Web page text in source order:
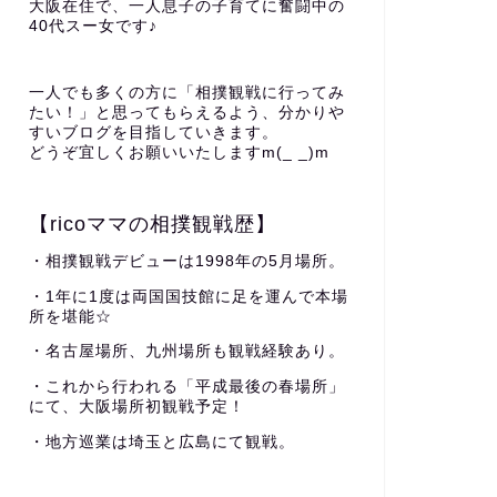
大阪在住で、一人息子の子育てに奮闘中の
40代スー女です♪
一人でも多くの方に「相撲観戦に行ってみ
たい！」と思ってもらえるよう、分かりや
すいブログを目指していきます。
どうぞ宜しくお願いいたしますm(_ _)m
【ricoママの相撲観戦歴】
・相撲観戦デビューは1998年の5月場所。
・1年に1度は両国国技館に足を運んで本場
所を堪能☆
・名古屋場所、九州場所も観戦経験あり。
・これから行われる「平成最後の春場所」
にて、大阪場所初観戦予定！
・地方巡業は埼玉と広島にて観戦。